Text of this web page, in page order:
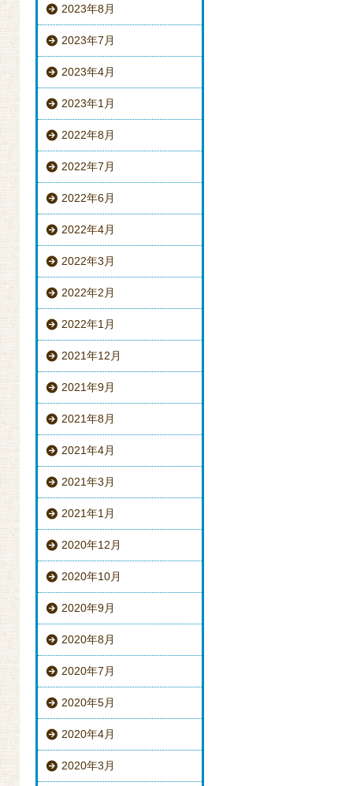
2023年8月
2023年7月
2023年4月
2023年1月
2022年8月
2022年7月
2022年6月
2022年4月
2022年3月
2022年2月
2022年1月
2021年12月
2021年9月
2021年8月
2021年4月
2021年3月
2021年1月
2020年12月
2020年10月
2020年9月
2020年8月
2020年7月
2020年5月
2020年4月
2020年3月